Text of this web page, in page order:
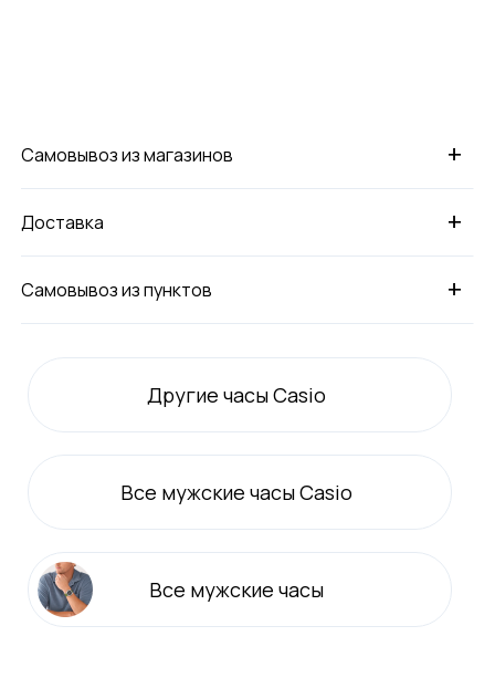
+
Самовывоз из магазинов
+
Доставка
+
Самовывоз из пунктов
Другие часы Casio
Все мужские часы Casio
Все мужские часы